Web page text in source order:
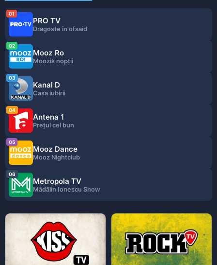
01
PRO TV
Dragoste în ofsaid
02
Mooz Ro
Moozik nopţii
03
Kanal D
Casa iubirii
04
Antena 1
Prețul cel bun
05
Mooz Dance
Mooz Nightclub
06
Metropola TV
Mădălin Ionescu Show